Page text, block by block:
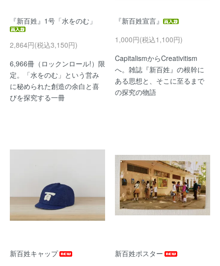
『新百姓』1号「水をのむ」
2,864円(税込3,150円)
6,966冊（ロックンロール!）限
定。「水をのむ」という営み
に秘められた創造の余白と喜
びを探究する一冊
『新百姓宣言』
1,000円(税込1,100円)
CapitalismからCreativitism
へ。雑誌『新百姓』の根幹に
ある思想と、そこに至るまで
の探究の物語
新百姓キャップ
新百姓ポスター